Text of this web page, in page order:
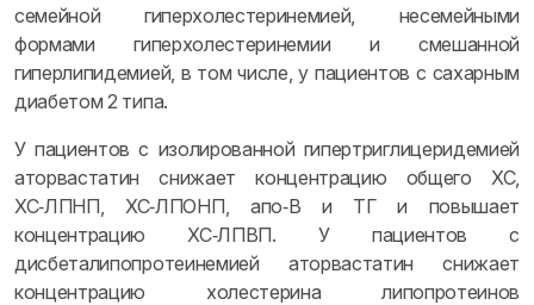
семейной гиперхолестеринемией, несемейными
формами гиперхолестеринемии и смешанной
гиперлипидемией, в том числе, у пациентов с сахарным
диабетом 2 типа.
У пациентов с изолированной гипертриглицеридемией
аторвастатин снижает концентрацию общего ХС,
ХС‑ЛПНП, ХС‑ЛПОНП, апо‑B и ТГ и повышает
концентрацию ХС‑ЛПВП. У пациентов с
дисбеталипопротеинемией аторвастатин снижает
концентрацию холестерина липопротеинов